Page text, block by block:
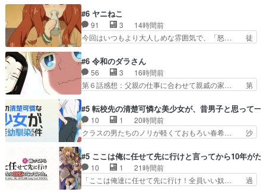
はあなたが嫌いなんです」「バンドやめ… 何が起
きているのか！？次週、みゅーたいぷ… ビオラ
様、律ちゃんを奪うのではなく敢えて… 助けたい
気持ちはあるでも、それだけじゃど… あられ等の
イベント発生かなっと思ったけ… ようやくバンド
の中での深い対話やそこから… ああいうのまとめ
動画って言うんですか？あ…
#6 ヤニねこ
91 3
14時間前
今回はいつもより大人しめな雰囲気で、「怒… 徒
は、アルねこ面白い！突き当たりを右で… アルね
こちゃんが無事で良かった。江の島ま… アルねこ
がトイレに向かった先が出口越えて… ペンペンね
この俗っぽさがまじでおもしろか… 前の話に「獣
れると信じて欲に塗れた獣人… ♥︎⁡ꔛアルにゃん。
みたら、描きたくなっ… 最近雰囲気変わってきた
な…江ノ島を聖地巡…
#6 令和のダラさん
56 3
16時間前
第６話感想：父親の仕事に合わせて親戚の家… 第
というか、『激昂無頼!!ガン・バ… 折角オカルト
ものの雰囲気だったのにEDが… 小5男子に理想の
ご近所さん♡こんな姿でビ… 足らん、足らんぞぉ
ぉぉ!!!特に透過光と… 超常の存在を信じる日向と
いうことだった… もしかしてもしかしてが全てあ
りまして『お… 『過去回想①』しっかり男の子系
趣味の薫◎…
#5 転校先の清楚可憐な美少女が、昔男子と思って一
10 1
20時間前
クラスの男たちのノリが軽くておもろい春希… 沙
もちゃんが透けブラしててびっくりして… レベル
のキャラが登場。相変わらず顔や体の… 隼人が春
希の級友を巻き込んだイジりに動じ… 第５話を
U-NEXTで視聴しました。視聴… ラブコメで天然
#5 ここは俺に任せて先に行けと言ってから10年が
10 1
21時間前
「ここは俺達に任せて先に行け！全員いい奴… 過